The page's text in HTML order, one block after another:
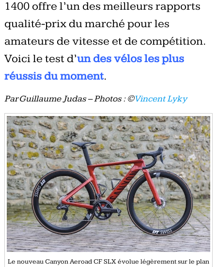
1400 offre l’un des meilleurs rapports
qualité-prix du marché pour les
amateurs de vitesse et de compétition.
Voici le test d’un des vélos les plus
réussis du moment.
Par Guillaume Judas – Photos : ©Vincent Lyky
Le nouveau Canyon Aeroad CF SLX évolue légèrement sur le plan